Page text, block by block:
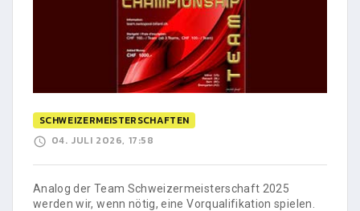
SCHWEIZERMEISTERSCHAFTEN
04. JULI 2026, 17:58
Analog der Team Schweizermeisterschaft 2025
werden wir, wenn nötig, eine Vorqualifikation spielen.